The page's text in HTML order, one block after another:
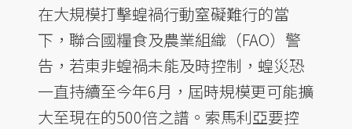
在大規模打擊蝗禍行動窒礙難行的當
下，聯合國糧食及農業組織（FAO）警
告，若東非蝗禍未能及時控制，蝗災恐
一直持續至今年6月，屆時規模更可能擴
大至現在的500倍之譜。索馬利亞要控